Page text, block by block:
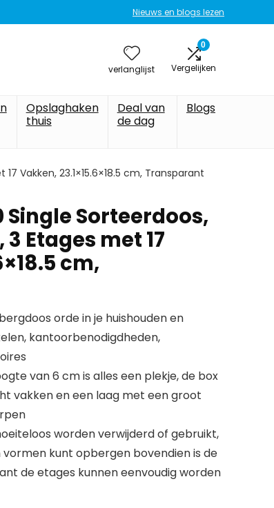
Nieuws en blogs lezen
verlanglijst
0
Vergelijken
Opslaghaken
thuis
Deal van
de dag
Blogs
Vakken, 23.1×15.6×18.5 cm, Transparant
Single Sorteerdoos,
Etages met 17
cm,
orde in je huishouden en
kantoorbenodigdheden,
van 6 cm is alles een plekje, de box
vakken en een laag met een groot
worden verwijderd of gebruikt,
kunt opbergen bovendien is de
de etages kunnen eenvoudig worden